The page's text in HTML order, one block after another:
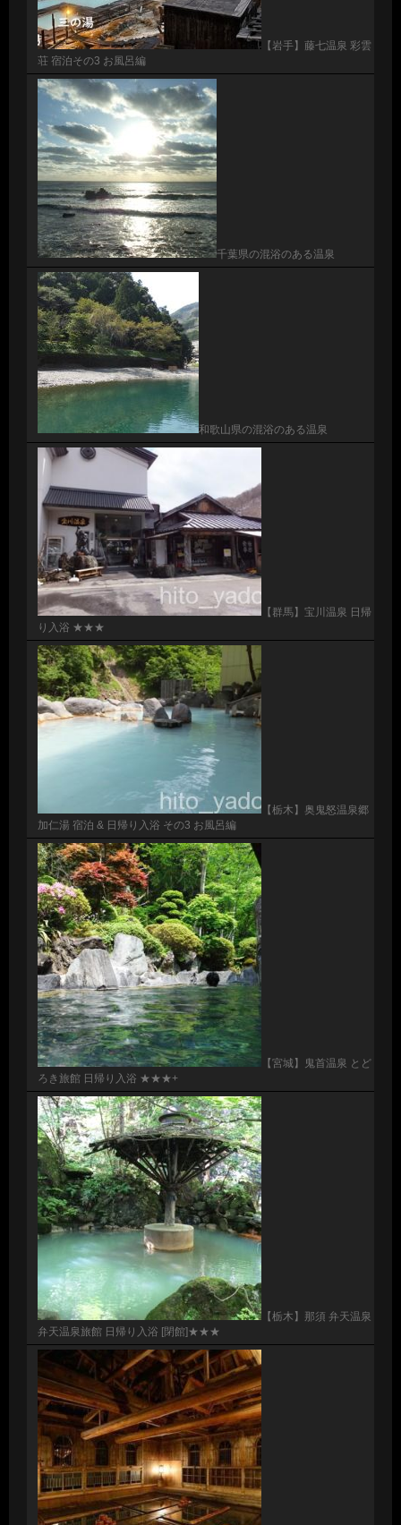
【岩手】藤七温泉 彩雲
荘 宿泊その3 お風呂編
千葉県の混浴のある温泉
和歌山県の混浴のある温泉
【群馬】宝川温泉 日帰
り入浴 ★★★
【栃木】奥鬼怒温泉郷
加仁湯 宿泊 & 日帰り入浴 その3 お風呂編
【宮城】鬼首温泉 とど
ろき旅館 日帰り入浴 ★★★+
【栃木】那須 弁天温泉
弁天温泉旅館 日帰り入浴 [閉館]★★★